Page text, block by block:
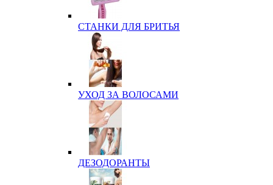
СТАНКИ ДЛЯ БРИТЬЯ
УХОД ЗА ВОЛОСАМИ
ДЕЗОДОРАНТЫ